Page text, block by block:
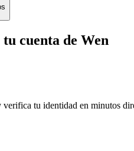
cuenta de Wen
tu identidad en minutos